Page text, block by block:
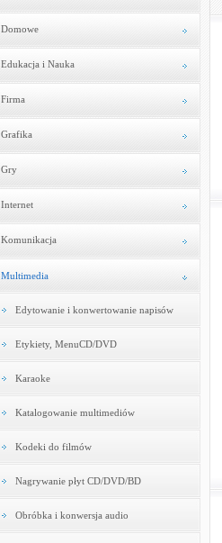
Domowe
Edukacja i Nauka
Firma
Grafika
Gry
Internet
Komunikacja
Multimedia
Edytowanie i konwertowanie napisów
Etykiety, MenuCD/DVD
Karaoke
Katalogowanie multimediów
Kodeki do filmów
Nagrywanie płyt CD/DVD/BD
Obróbka i konwersja audio